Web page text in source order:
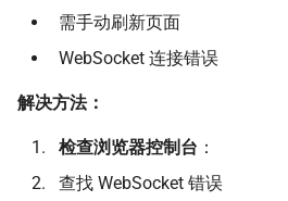
需手动刷新页面
WebSocket 连接错误
解决方法：
检查浏览器控制台 ：
查找 WebSocket 错误